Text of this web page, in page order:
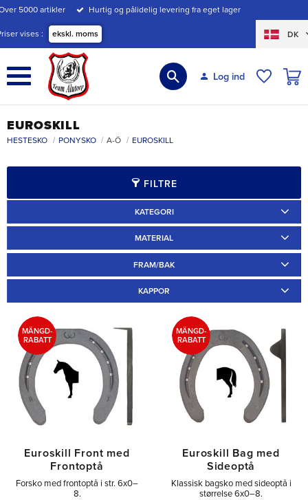
Menu
5000 artikler Hurtig og pålidelig levering fra eget lager
vises ekskl. moms DK
Log ind
EUROSKILL
HESTESKO PONYSKO A-Ö EUROSKILL
FILTRE
KATEGORI
MATERIAL
FRAM/BAK
KAPPOR
Euroskill Front med
Frontoptå
Forsko med frontoptå i str. 6x0–
8.
MÄNGD-
RABATT
Euroskill Bag med
Sideoptå
Klassisk bagsko med sideoptå i
størrelse 6x0–8.
MÄNGD-
RABATT